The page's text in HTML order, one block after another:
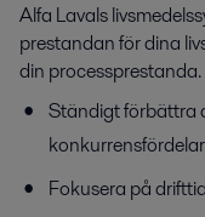
Alfa Lavals
prestandan för dina
din
Ständigt förbättra
konkurrensfördelar
Fokusera på